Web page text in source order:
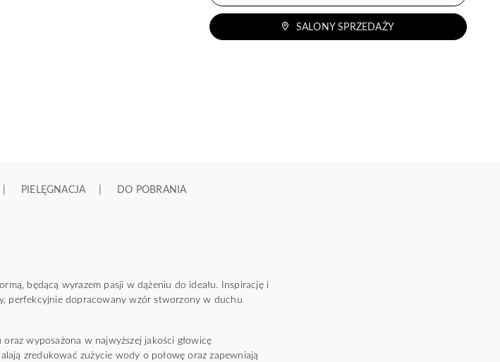
SALONY SPRZEDAŻY
PIELĘGNACJA DO POBRANIA
będącą wyrazem pasji w dążeniu do ideału. Inspirację i
perfekcyjnie dopracowany wzór stworzony w duchu
wyposażona w najwyższej jakości głowicę
zredukować zużycie wody o połowę oraz zapewniają